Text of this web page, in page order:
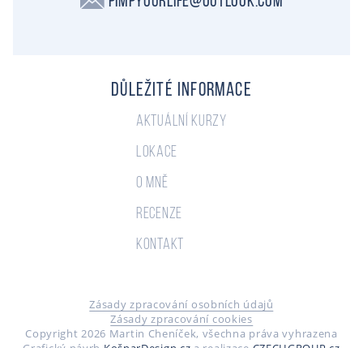
Důležité informace
Aktuální kurzy
Lokace
O mně
Recenze
Kontakt
Zásady zpracování osobních údajů
Zásady zpracování cookies
Copyright 2026 Martin Cheníček, všechna práva vyhrazena